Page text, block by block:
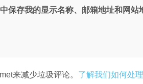
保存我的显示名称、邮箱地址和网站
来减少垃圾评论。 了解我们如何处